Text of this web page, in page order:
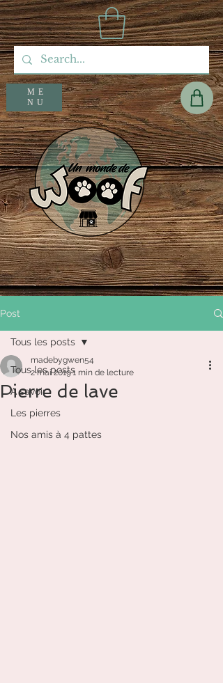
ME
NU
Post
Tous les posts
A savoir
Les pierres
Nos amis à 4 pattes
Tous les posts
Pierre de lave
madebygwen54
2 mai 20191 min de lecture